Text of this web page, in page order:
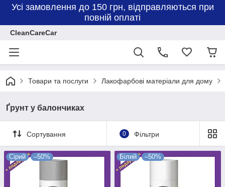
Усі замовлення до 150 грн, відправляються при
повній оплаті
CleanCareCar
Товари та послуги Лакофарбові матеріали для дому
Ґрунт у балончиках
Сортування 0 Фільтри
Сірий –50% Білий –50%